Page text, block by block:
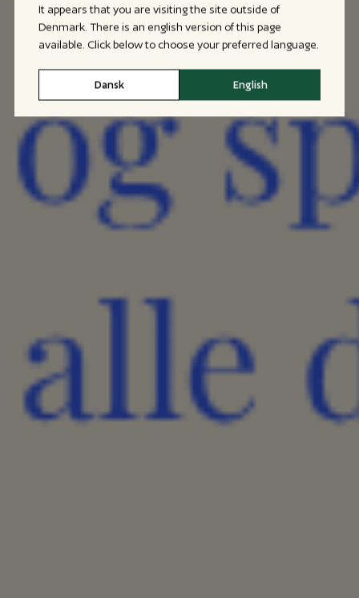
It appears that you are visiting the site outside of
Denmark. There is an english version of this page
available. Click below to choose your preferred language.
Dansk English